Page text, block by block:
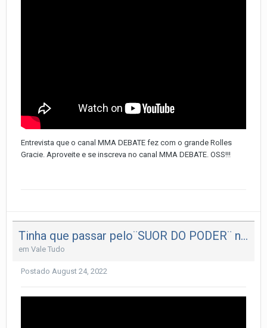
Entrevista que o canal MMA DEBATE fez com o grande Rolles
Gracie. Aproveite e se inscreva no canal MMA DEBATE. OSS!!!
Tinha que passar pelo¨SUOR DO PODER¨ na Chute Boxe
em Vale Tudo
Postado August 24, 2022